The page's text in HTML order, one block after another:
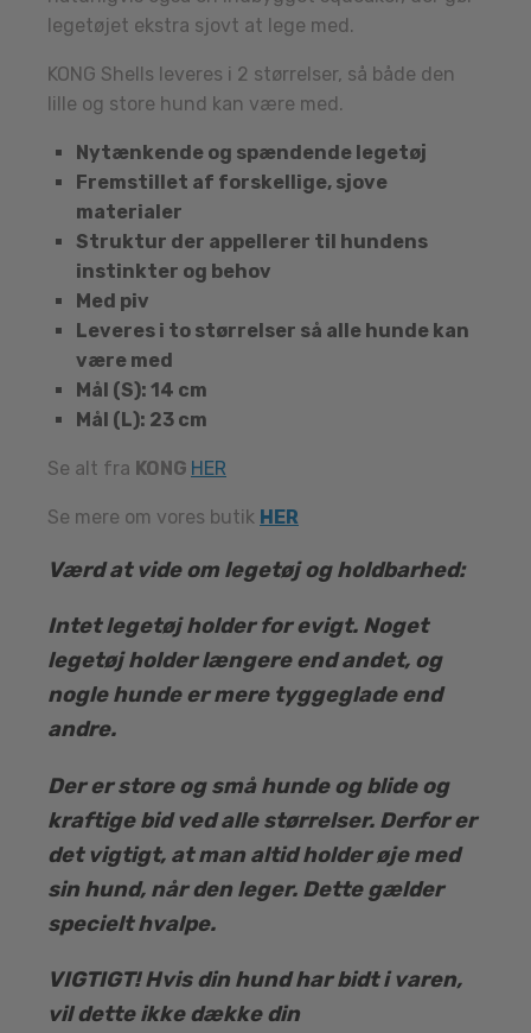
legetøjet ekstra sjovt at lege med.
KONG Shells leveres i 2 størrelser, så både den
lille og store hund kan være med.
Nytænkende og spændende legetøj
Fremstillet af forskellige, sjove
materialer
Struktur der appellerer til hundens
instinkter og behov
Med piv
Leveres i to størrelser så alle hunde kan
være med
Mål (S): 14 cm
Mål (L): 23 cm
Se alt fra KONG HER
Se mere om vores butik HER
Værd at vide om legetøj og holdbarhed:
Intet legetøj holder for evigt. Noget
legetøj holder længere end andet, og
nogle hunde er mere tyggeglade end
andre.
Der er store og små hunde og blide og
kraftige bid ved alle størrelser. Derfor er
det vigtigt, at man altid holder øje med
sin hund, når den leger. Dette gælder
specielt hvalpe.
VIGTIGT!Hvis din hund har bidt i varen,
vil dette ikke dække din